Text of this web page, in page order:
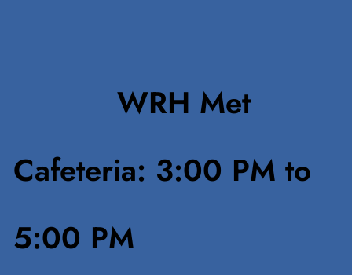
WRH Met
Cafeteria: 3:00 PM to
5:00 PM